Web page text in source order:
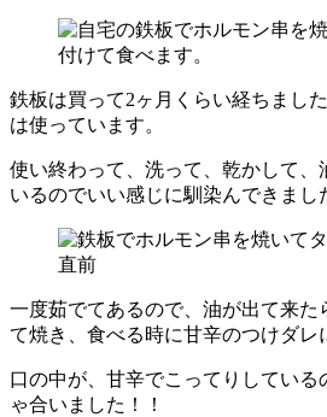
鉄板は買って2ヶ月くらい経ちまし
は使っています。
使い終わって、洗って、乾かして、
いるのでいい感じに馴染んできまし
一度茹でてあるので、油が出て来た
て焼き、食べる時に甘辛のつけダレ
口の中が、甘辛でこってりしている
ゃ合いました！！